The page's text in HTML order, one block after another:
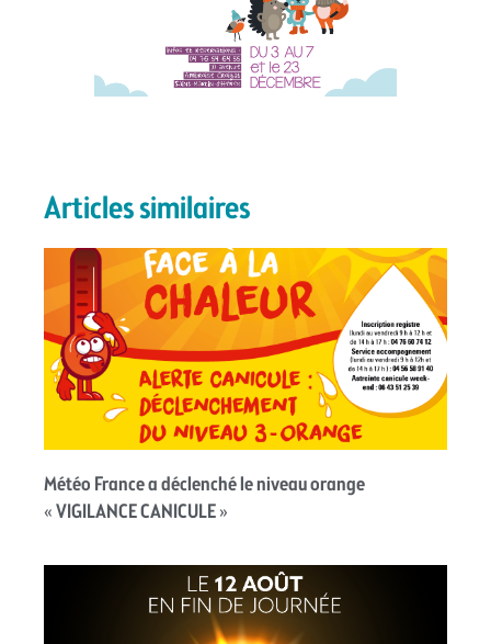
Articles similaires
Météo France a déclenché le niveau orange
« VIGILANCE CANICULE »